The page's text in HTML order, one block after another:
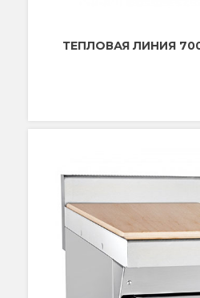
ТЕПЛОВАЯ ЛИНИЯ